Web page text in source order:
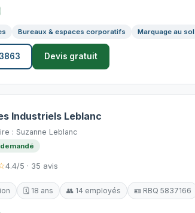
Bureaux & espaces corporatifs Marquage au sol
Devis gratuit
Industriels Leblanc
: Suzanne Leblanc
4.4/5 · 35 avis
🗓️ 18 ans 👥 14 employés 🪪 RBQ 5837166